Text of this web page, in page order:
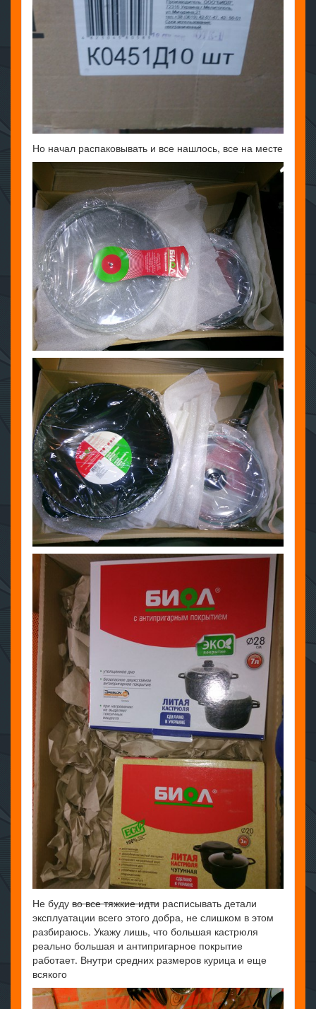
Но начал распаковывать и все нашлось, все на месте
Не буду во все тяжкие идти расписывать детали
эксплуатации всего этого добра, не слишком в этом
разбираюсь. Укажу лишь, что большая кастрюля
реально большая и антипригарное покрытие
работает. Внутри средних размеров курица и еще
всякого